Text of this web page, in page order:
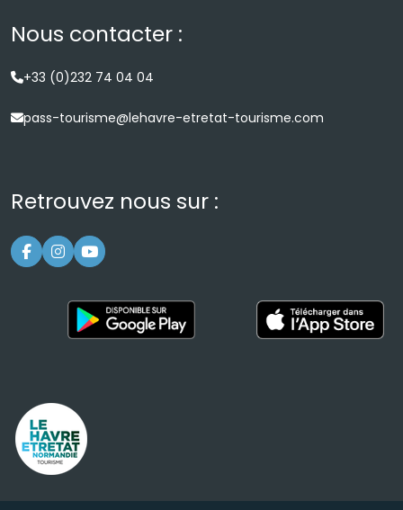
Nous contacter :
+33 (0)232 74 04 04
pass-tourisme@lehavre-etretat-tourisme.com
Retrouvez nous sur :